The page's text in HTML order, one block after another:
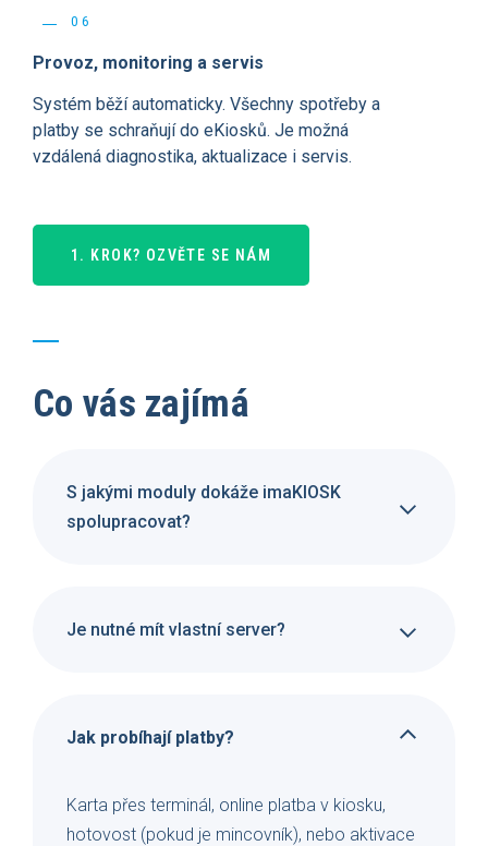
06
Provoz, monitoring a servis
Systém běží automaticky. Všechny spotřeby a
platby se schraňují do eKiosků. Je možná
vzdálená diagnostika, aktualizace i servis.
1. KROK? OZVĚTE SE NÁM
Co vás zajímá
S jakými moduly dokáže imaKIOSK
spolupracovat?
Je nutné mít vlastní server?
Jak probíhají platby?
Karta přes terminál, online platba v kiosku,
hotovost (pokud je mincovník), nebo aktivace